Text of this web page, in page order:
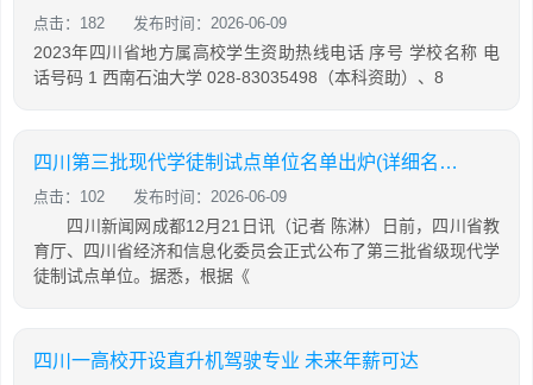
点击：182 发布时间：2026-06-09
2023年四川省地方属高校学生资助热线电话 序号 学校名称 电
话号码 1 西南石油大学 028-83035498（本科资助）、8
四川第三批现代学徒制试点单位名单出炉(详细名单)
点击：102 发布时间：2026-06-09
四川新闻网成都12月21日讯（记者 陈淋）日前，四川省教
育厅、四川省经济和信息化委员会正式公布了第三批省级现代学
徒制试点单位。据悉，根据《
四川一高校开设直升机驾驶专业 未来年薪可达